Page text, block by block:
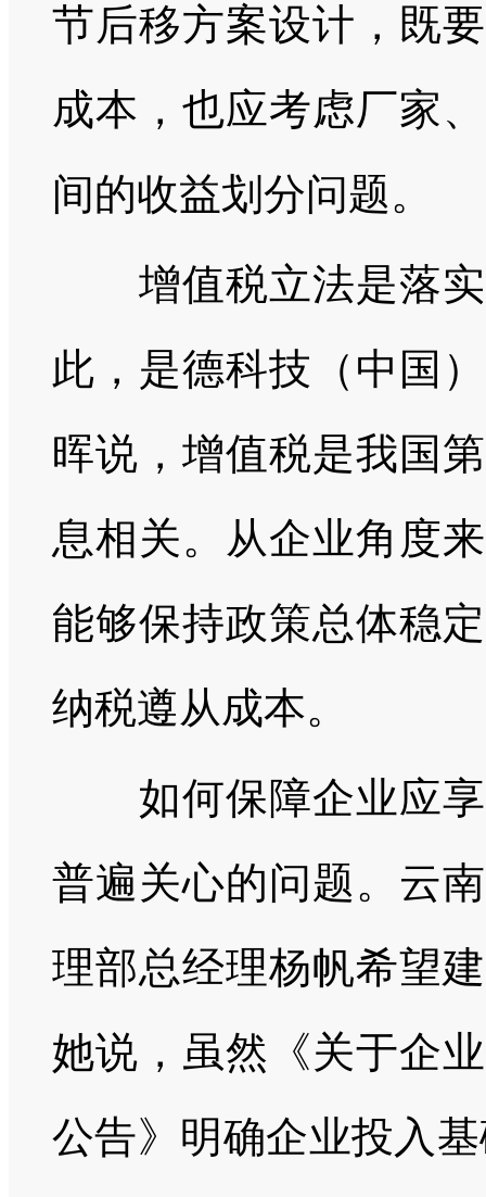
节后移方案设计，既
成本，也应考虑厂家
间的收益划分问题。
增值税立法是落实
此，是德科技（中国
晖说，增值税是我国
息相关。从企业角度
能够保持政策总体稳
纳税遵从成本。
如何保障企业应享
普遍关心的问题。云
理部总经理杨帆希望
她说，虽然《关于企
公告》明确企业投入